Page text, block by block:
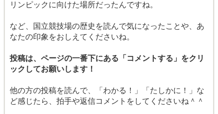
リンピックに向けた場所だったんですね。
など、国立競技場の歴史を読んで気になったことや、あ
なたの印象をおしえてくださいね。
投稿は、ページの一番下にある「コメントする」をクリ
ックしてお願いします！
他の方の投稿を読んで、「わかる！」「たしかに！」な
ど感じたら、拍手や返信コメントをしてくださいね＾＾